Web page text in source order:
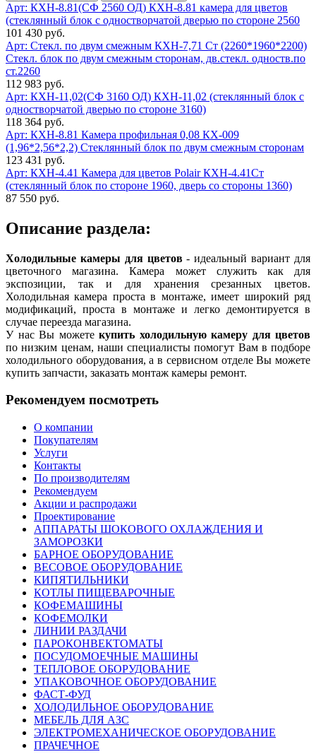
Арт: КХН-8.81(СФ 2560 ОД) КХН-8.81 камера для цветов
(стеклянный блок с одностворчатой дверью по стороне 2560
101 430 руб.
Арт: Стекл. по двум смежным КХН-7,71 Ст (2260*1960*2200)
Стекл. блок по двум смежным сторонам, дв.стекл. одноств.по
ст.2260
112 983 руб.
Арт: КХН-11,02(СФ 3160 ОД) КХН-11,02 (стеклянный блок с
одностворчатой дверью по стороне 3160)
118 364 руб.
Арт: КХН-8.81 Камера профильная 0,08 КХ-009
(1,96*2,56*2,2) Стеклянный блок по двум смежным сторонам
123 431 руб.
Арт: КХН-4.41 Камера для цветов Polair КХН-4.41Ст
(стеклянный блок по стороне 1960, дверь со стороны 1360)
87 550 руб.
Описание раздела:
Холодильные камеры для цветов- идеальный вариант для
цветочного магазина. Камера может служить как для
экспозиции, так и для хранения срезанных цветов.
Холодильная камера проста в монтаже, имеет широкий ряд
модификаций, проста в монтаже и легко демонтируется в
случае переезда магазина.
У нас Вы можете купить холодильную камеру для цветов
по низким ценам, наши специалисты помогут Вам в подборе
холодильного оборудования, а в сервисном отделе Вы можете
купить запчасти, заказать монтаж камеры ремонт.
Рекомендуем посмотреть
О компании
Покупателям
Услуги
Контакты
По производителям
Рекомендуем
Акции и распродажи
Проектирование
АППАРАТЫ ШОКОВОГО ОХЛАЖДЕНИЯ И
ЗАМОРОЗКИ
БАРНОЕ ОБОРУДОВАНИЕ
ВЕСОВОЕ ОБОРУДОВАНИЕ
КИПЯТИЛЬНИКИ
КОТЛЫ ПИЩЕВАРОЧНЫЕ
КОФЕМАШИНЫ
КОФЕМОЛКИ
ЛИНИИ РАЗДАЧИ
ПАРОКОНВЕКТОМАТЫ
ПОСУДОМОЕЧНЫЕ МАШИНЫ
ТЕПЛОВОЕ ОБОРУДОВАНИЕ
УПАКОВОЧНОЕ ОБОРУДОВАНИЕ
ФАСТ-ФУД
ХОЛОДИЛЬНОЕ ОБОРУДОВАНИЕ
МЕБЕЛЬ ДЛЯ АЗС
ЭЛЕКТРОМЕХАНИЧЕСКОЕ ОБОРУДОВАНИЕ
ПРАЧЕЧНОЕ